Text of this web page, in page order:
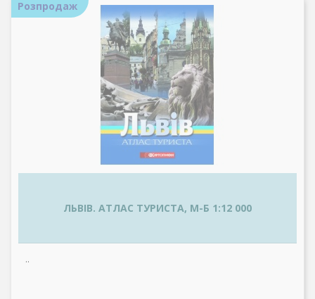
Розпродаж
ЛЬВІВ. АТЛАС ТУРИСТА, М-Б 1:12 000
..